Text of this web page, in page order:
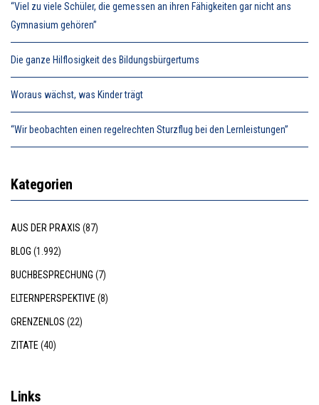
“Viel zu viele Schüler, die gemessen an ihren Fähigkeiten gar nicht ans
Gymnasium gehören”
Die ganze Hilflosigkeit des Bildungsbürgertums
Woraus wächst, was Kinder trägt
“Wir beobachten einen regelrechten Sturzflug bei den Lernleistungen”
Kategorien
AUS DER PRAXIS (87)
BLOG (1.992)
BUCHBESPRECHUNG (7)
ELTERNPERSPEKTIVE(8)
GRENZENLOS (22)
ZITATE(40)
Links